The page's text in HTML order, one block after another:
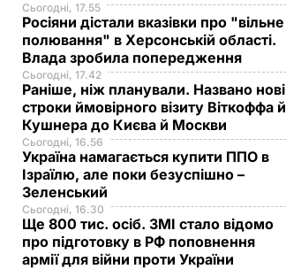
Сьогодні, 17.55
Росіяни дістали вказівки про "вільне
полювання" в Херсонській області.
Влада зробила попередження
Сьогодні, 17.42
Раніше, ніж планували. Названо нові
строки ймовірного візиту Віткоффа й
Кушнера до Києва й Москви
Сьогодні, 16.56
Україна намагається купити ППО в
Ізраїлю, але поки безуспішно –
Зеленський
Сьогодні, 16.30
Ще 800 тис. осіб. ЗМІ стало відомо
про підготовку в РФ поповнення
армії для війни проти України